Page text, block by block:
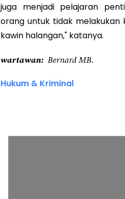
juga menjadi pelajaran
orang untuk tidak melakukan
kawin halangan," katanya.
wartawan Bernard MB.
Hukum & Kriminal